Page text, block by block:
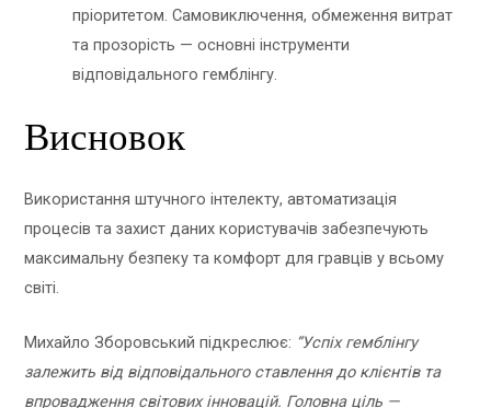
пріоритетом. Самовиключення, обмеження витрат
та прозорість — основні інструменти
відповідального гемблінгу.
Висновок
Використання штучного інтелекту, автоматизація
процесів та захист даних користувачів забезпечують
максимальну безпеку та комфорт для гравців у всьому
світі.
Михайло Зборовський підкреслює: “Успіх гемблінгу
залежить від відповідального ставлення до клієнтів та
впровадження світових інновацій. Головна ціль —